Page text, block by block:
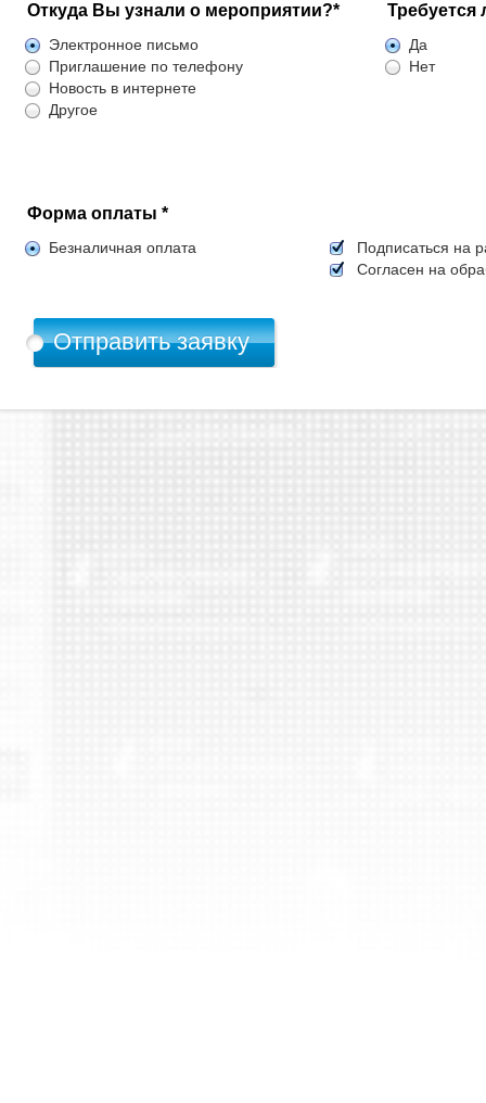
Откуда Вы узнали о мероприятии?*
Электронное письмо
Приглашение по телефону
Новость в интернете
Другое
Требуется
Да
Нет
Форма оплаты *
Безналичная оплата
Подписаться на
Согласен на